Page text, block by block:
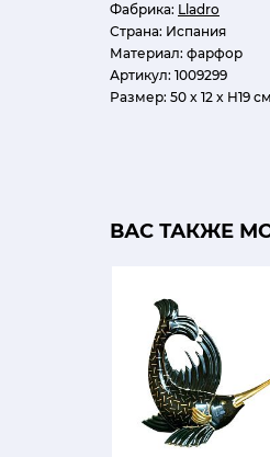
Фабрика: Lladro
Страна: Испания
Материал: фарфор
Артикул: 1009299
Размер: 50 x 12 x H19 см
ВАС ТАКЖЕ